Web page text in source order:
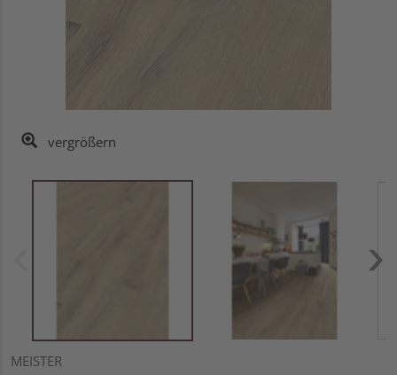
vergrößern
MEISTER